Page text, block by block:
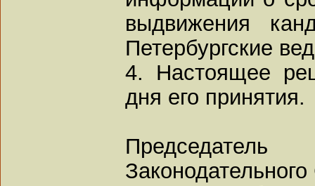
выдвижения
Петербургские
4. Настоящее
дня его принятия.
Председатель